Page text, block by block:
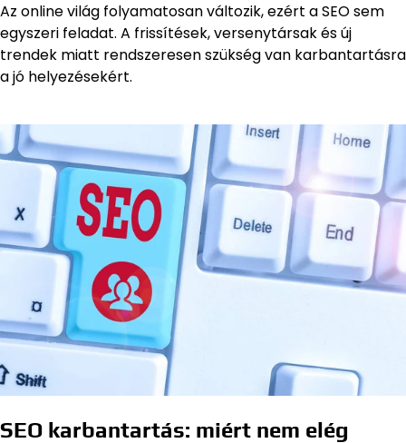
Az online világ folyamatosan változik, ezért a SEO sem
egyszeri feladat. A frissítések, versenytársak és új
trendek miatt rendszeresen szükség van karbantartásra
a jó helyezésekért.
SEO karbantartás: miért nem elég